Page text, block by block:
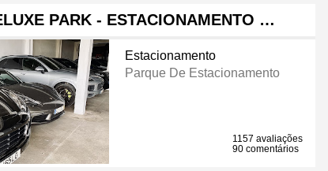
PARK - ESTACIONAMENTO …
Estacionamento
Parque De Estacionamento
1157 avaliações
90 comentários